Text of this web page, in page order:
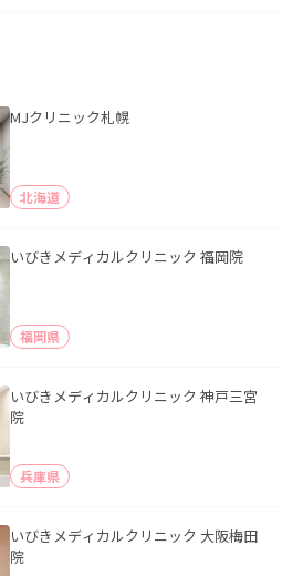
MJクリニック札幌
北海道
いびきメディカルクリニック 福岡院
福岡県
いびきメディカルクリニック 神戸三宮
院
兵庫県
いびきメディカルクリニック 大阪梅田
院